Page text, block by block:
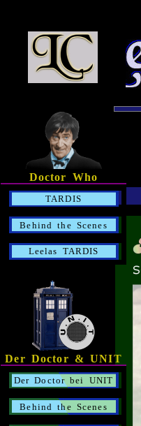
Doctor Who
TARDIS
Behind the Scenes
Leelas TARDIS
Der Doctor & UNIT
Der Doctor bei UNIT
Behind the Scenes